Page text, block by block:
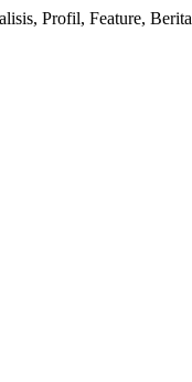
Profil, Feature,